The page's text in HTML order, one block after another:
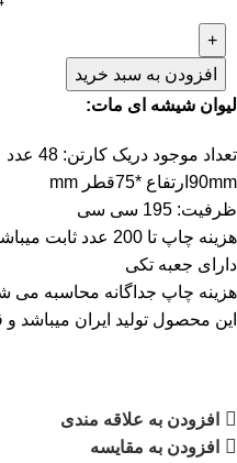
افزودن به سبد خرید
لیوان شیشه ای مات:
تعداد موجود دریک کارتن: 48 عدد
90mmارتفاع *75قطر mm
ظرفیت: 195 سی سی
هزینه چاپ تا 200 عدد ثابت میباشد.
دارای جعبه تکی
هزینه چاپ جداگانه محاسبه می
این محصول تولید ایران میباشد
افزودن به علاقه مندی
افزودن به مقایسه